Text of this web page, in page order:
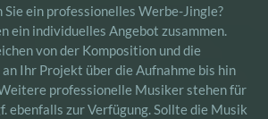
Sie ein professionelles Werbe-Jingle?
ein individuelles Angebot zusammen.
von der Komposition und die
Ihr Projekt über die Aufnahme bis hin
professionelle Musiker stehen für
ebenfalls zur Verfügung. Sollte die Musik